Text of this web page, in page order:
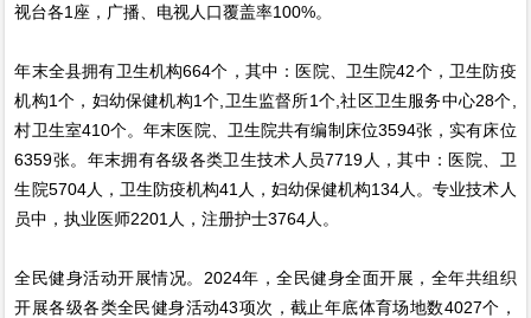
视台各1座，广播、电视人口覆盖率100%。
年末全县拥有卫生机构664个，其中：医院、卫生院42个，卫生防疫
机构1个，妇幼保健机构1个,卫生监督所1个,社区卫生服务中心28个,
村卫生室410个。年末医院、卫生院共有编制床位3594张，实有床位
6359张。年末拥有各级各类卫生技术人员7719人，其中：医院、卫
生院5704人，卫生防疫机构41人，妇幼保健机构134人。专业技术人
员中，执业医师2201人，注册护士3764人。
全民健身活动开展情况。2024年，全民健身全面开展，全年共组织
开展各级各类全民健身活动43项次，截止年底体育场地数4027个，